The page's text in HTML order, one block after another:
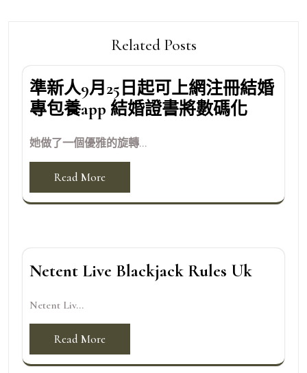
Related Posts
準新人9月25日起可上網注冊結婚
專包養app 結婚證書將數碼化
她做了一個優雅的旋轉...
Read More
Netent Live Blackjack Rules Uk
Netent Liv...
Read More